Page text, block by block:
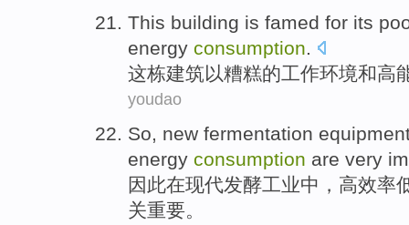
This building is famed for its
energy consumption.
这栋建筑以糟糕的工作环境和高
youdao
So, new fermentation
energy consumption are very
因此在现代发酵工业中， 高效率
关重要。